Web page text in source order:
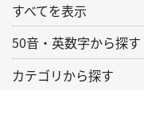
すべてを表示
50音・英数字から探す
カテゴリから探す